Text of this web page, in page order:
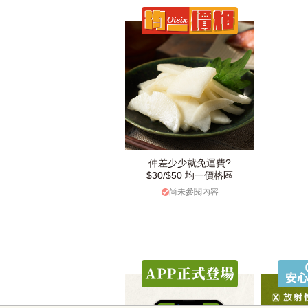
仲差少少就免運費?
$30/$50 均一價格區
尚未參閱內容